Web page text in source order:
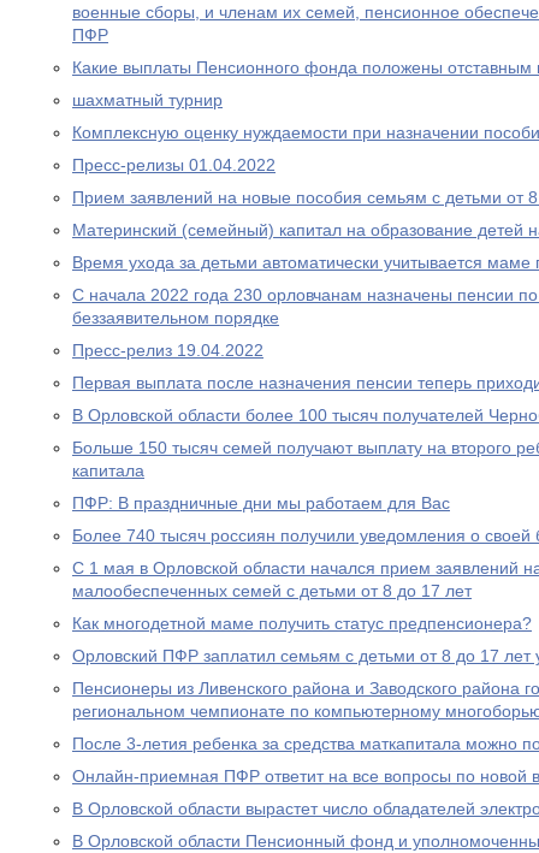
военные сборы, и членам их семей, пенсионное
ПФР
Какие выплаты Пенсионного фонда положены
шахматный турнир
Комплексную оценку нуждаемости при назначении
Пресс-релизы 01.04.2022
Прием заявлений на новые пособия семьям с детьми от
Материнский (семейный) капитал на образование детей
Время ухода за детьми автоматически учитывается
С начала 2022 года 230 орловчанам назначены пенсии
беззаявительном порядке
Пресс-релиз 19.04.2022
Первая выплата после назначения пенсии теперь
В Орловской области более 100 тысяч получателей
Больше 150 тысяч семей получают выплату на второго
капитала
ПФР: В праздничные дни мы работаем для Вас
Более 740 тысяч россиян получили уведомления о
С 1 мая в Орловской области начался прием заявлений
малообеспеченных семей с детьми от 8 до 17 лет
Как многодетной маме получить статус предпенсионера?
Орловский ПФР заплатил семьям с детьми от 8 до 17
Пенсионеры из Ливенского района и Заводского района
региональном чемпионате по компьютерному
После 3-летия ребенка за средства маткапитала можно
Онлайн-приемная ПФР ответит на все вопросы по новой
В Орловской области вырастет число обладателей
В Орловской области Пенсионный фонд и